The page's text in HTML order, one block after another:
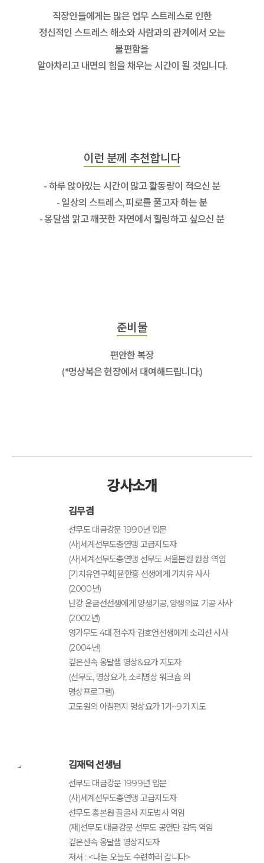
직장인들에게는 많은 업무 스트레스로 인한
정신적인 스트레스 해소와 사람과의 관계에서 오는
불편함을
알아차리고 내면의 힘을 채우는 시간이 될 것입니다.
이런 분께 추천합니다
- 하루 앉아있는 시간이 많고 활동량이 적으신 분
- 일상의 스트레스, 피로를 풀고자 하는 분
- 옹달샘 맑고 깨끗한 자연에서 힐링하고 싶으신 분
준비물
편안한 복장
(*명상복은 현장에서 대여해드립니다.)
강사소개
김무겸
선무도 대금강문 1990년 입문
(사)세계선무도총연맹 고급지도자
(사)세계선무도총연맹 선무도 서울본원 원장 역임
[기치유연구회]윤한흥 선생에게 기치유 사사
(2000년)
난강 윤금선선생에게 양생기공, 양생의료 기공 사사
(2002년)
영가무도 4대 전수자 김호언선생에게 소리선 사사
(2004년)
깊은산속 옹달샘 명상&요가 지도자
(선무도, 명상요가, 소리명상 워크숍 외
명상프로그램)
고도원의 아침편지 명상요가 1기~9기 지도
김재덕 선생님
선무도 대금강문 1999년 입문
(사)세계선무도총연맹 고급지도자
선무도 총본원 골굴사 지도법사 역임
(재)선무도 대금강문 선무도 공연단 감독 역임
깊은산속 옹달샘 명상지도자
저서 : <나는 오늘도 수련하러 갑니다>